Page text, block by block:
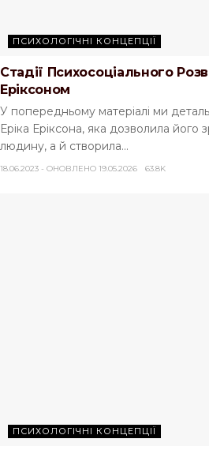
ПСИХОЛОГІЧНІ КОНЦЕПЦІЇ
Стадії Психосоціального
Еріксоном
У попередньому матеріалі ми
Еріка Еріксона, яка дозволила його
людину, а й створила...
18.06.2023 - ОНОВЛЕНО 19.05.2026 63.8K
ПСИХОЛОГІЧНІ КОНЦЕПЦІЇ